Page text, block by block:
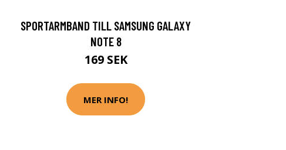
SPORTARMBAND TILL SAMSUNG GALAXY
NOTE 8
169 SEK
MER INFO!